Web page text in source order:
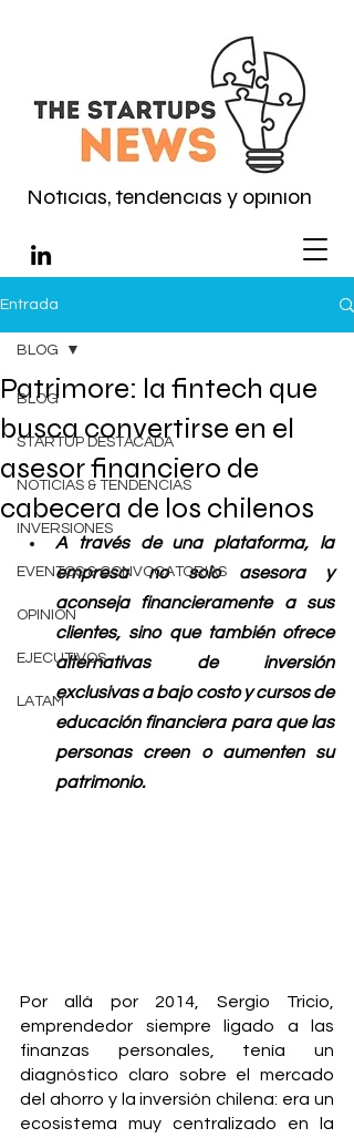
Noticias, tendencias y opinión
Entrada
BLOG
STARTUP DESTACADA
NOTICIAS & TENDENCIAS
INVERSIONES
EVENTOS & CONVOCATORIAS
OPINIÓN
EJECUTIVOS
LATAM
BLOG
Patrimore: la fintech que
busca convertirse en el
asesor financiero de
cabecera de los chilenos
A través de una plataforma, la
empresa no solo asesora y
aconseja financieramente a sus
clientes, sino que también ofrece
alternativas de inversión
exclusivas a bajo costo y cursos de
educación financiera para que las
personas creen o aumenten su
patrimonio.
Por allá por 2014, Sergio Tricio,
emprendedor siempre ligado a las
finanzas personales, tenía un
diagnóstico claro sobre el mercado
del ahorro y la inversión chilena: era un
ecosistema muy centralizado en la